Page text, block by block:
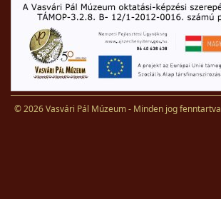
© 2026 Vasvári Pál Múzeum - Minden jog fenntartva